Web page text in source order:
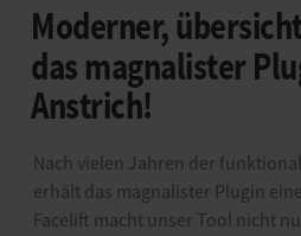
Moderner,
das magnalister
Anstrich!
Nach vielen Jahren der
erhält das magnalister Plugin
Facelift macht unser Tool nicht